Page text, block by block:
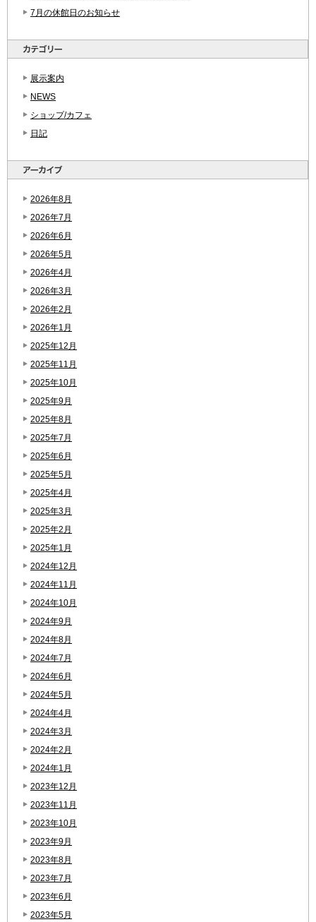
7月の休館日のお知らせ
展示案内
NEWS
ショップ/カフェ
日記
2026年8月
2026年7月
2026年6月
2026年5月
2026年4月
2026年3月
2026年2月
2026年1月
2025年12月
2025年11月
2025年10月
2025年9月
2025年8月
2025年7月
2025年6月
2025年5月
2025年4月
2025年3月
2025年2月
2025年1月
2024年12月
2024年11月
2024年10月
2024年9月
2024年8月
2024年7月
2024年6月
2024年5月
2024年4月
2024年3月
2024年2月
2024年1月
2023年12月
2023年11月
2023年10月
2023年9月
2023年8月
2023年7月
2023年6月
2023年5月